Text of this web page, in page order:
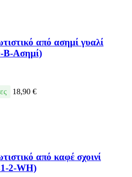
από ασημί γυαλί
Β-Ασημί)
18,90 €
από καφέ σχοινί
2-WH)